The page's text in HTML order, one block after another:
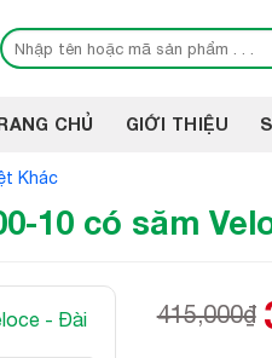
Tìm
kiếm:
CHỦ GIỚI THIỆU
Khác
10 có săm
415,000₫
Giá
Giá